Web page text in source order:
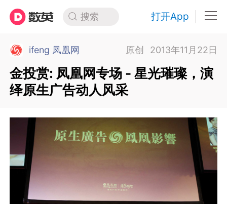
搜索 打开App
ifeng 凤凰网 原创 2013年11月22日
金投赏: 凤凰网专场 - 星光璀璨，演
绎原生广告动人风采